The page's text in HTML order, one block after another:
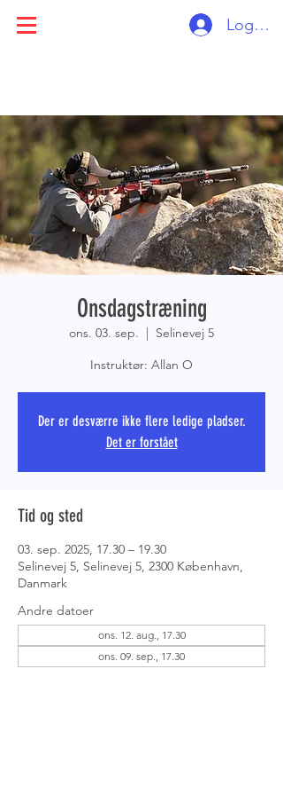
PRS
Log ind
Onsdagstræning
ons. 03. sep.
  |
Selinevej 5
Instruktør: Allan O
Der er desværre ikke flere ledige pladser.
Det er forstået
Tid og sted
03. sep. 2025, 17.30 – 19.30
Selinevej 5, Selinevej 5, 2300 København,
Danmark
Andre datoer
ons. 12. aug., 17.30
ons. 09. sep., 17.30